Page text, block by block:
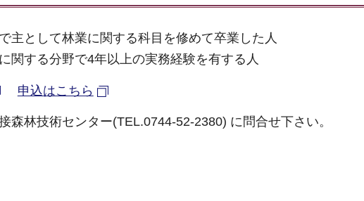
主として林業に関する科目を修めて卒業した人
分野で4年以上の実務経験を有する人
申込はこちら
森林技術センター(TEL.0744-52-2380) に問合せ下さい。